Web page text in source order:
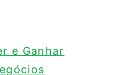
e Ganhar